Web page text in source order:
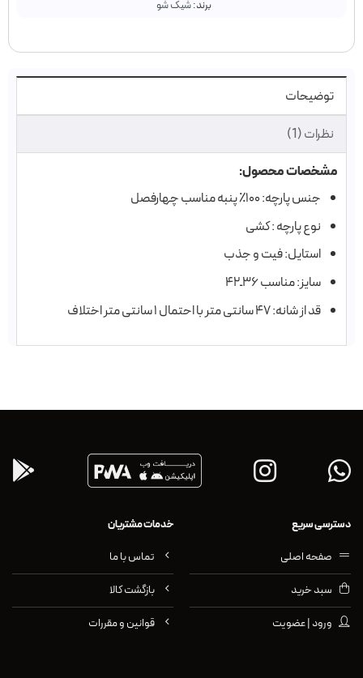
برند:شیک شو
توضیحات
نظرات (1)
مشخصات محصول:
جنس پارچه: ۱۰۰٪ پنبه مناسب چهارفصل
نوع پارچه : کشی
استایل: فیت و جذب
سایز: مناسب ۳۶ـ۴۲
قد از شانه: ۴۷ سانتی متر با احتمال ۱ سانتی متر اختلاف
دسترسی سریع
صفحه اصلی
سبد خرید
ورود | عضویت
خدمات مشتریان
تماس با ما
بازگشت کالا
قوانین و مقررات